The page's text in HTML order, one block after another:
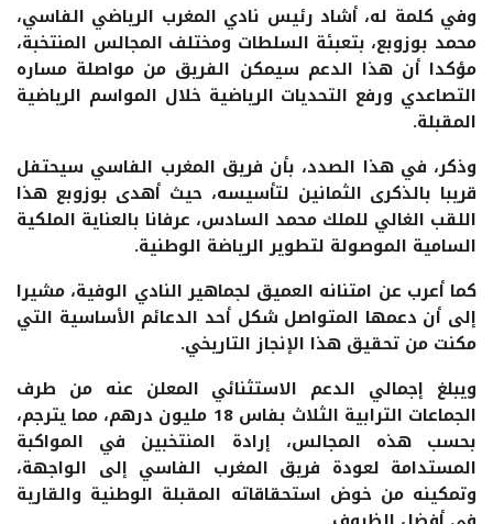
وفي كلمة له، أشاد رئيس نادي المغرب الرياضي الفاسي،
محمد بوزوبع، بتعبئة السلطات ومختلف المجالس المنتخبة،
مؤكدا أن هذا الدعم سيمكن الفريق من مواصلة مساره
التصاعدي ورفع التحديات الرياضية خلال المواسم الرياضية
المقبلة.
وذكر، في هذا الصدد، بأن فريق المغرب الفاسي سيحتفل
قريبا بالذكرى الثمانين لتأسيسه، حيث أهدى بوزوبع هذا
اللقب الغالي للملك محمد السادس، عرفانا بالعناية الملكية
السامية الموصولة لتطوير الرياضة الوطنية.
كما أعرب عن امتنانه العميق لجماهير النادي الوفية، مشيرا
إلى أن دعمها المتواصل شكل أحد الدعائم الأساسية التي
مكنت من تحقيق هذا الإنجاز التاريخي.
ويبلغ إجمالي الدعم الاستثنائي المعلن عنه من طرف
الجماعات الترابية الثلاث بفاس 18 مليون درهم، مما يترجم،
بحسب هذه المجالس، إرادة المنتخبين في المواكبة
المستدامة لعودة فريق المغرب الفاسي إلى الواجهة،
وتمكينه من خوض استحقاقاته المقبلة الوطنية والقارية